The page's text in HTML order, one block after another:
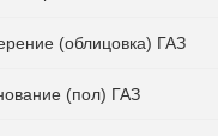
(облицовка) ГАЗ
(пол) ГАЗ